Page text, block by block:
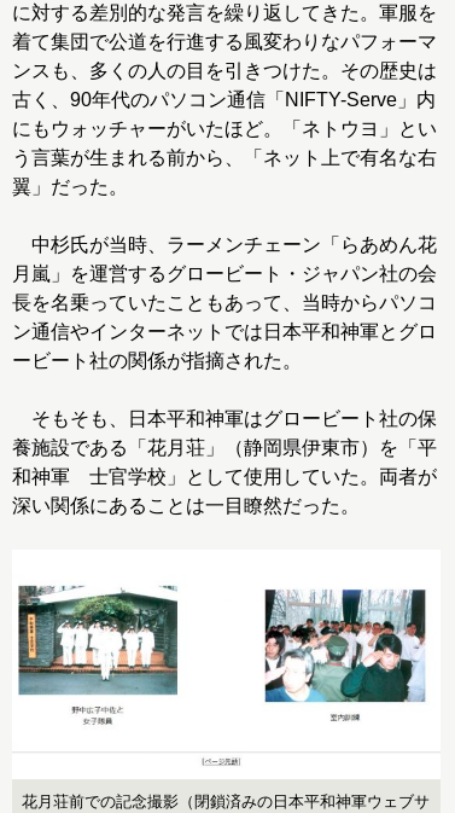
に対する差別的な発言を繰り返してきた。軍服を
着て集団で公道を行進する風変わりなパフォーマ
ンスも、多くの人の目を引きつけた。その歴史は
古く、90年代のパソコン通信「NIFTY-Serve」内
にもウォッチャーがいたほど。「ネトウヨ」とい
う言葉が生まれる前から、「ネット上で有名な右
翼」だった。
中杉氏が当時、ラーメンチェーン「らあめん花
月嵐」を運営するグロービート・ジャパン社の会
長を名乗っていたこともあって、当時からパソコ
ン通信やインターネットでは日本平和神軍とグロ
ービート社の関係が指摘された。
そもそも、日本平和神軍はグロービート社の保
養施設である「花月荘」（静岡県伊東市）を「平
和神軍 士官学校」として使用していた。両者が
深い関係にあることは一目瞭然だった。
花月荘前での記念撮影（閉鎖済みの日本平和神軍ウェブサ